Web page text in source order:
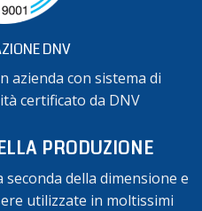
DNV
azienda con sistema di
certificato da DNV
PRODUZIONE
della dimensione e
utilizzate in moltissimi